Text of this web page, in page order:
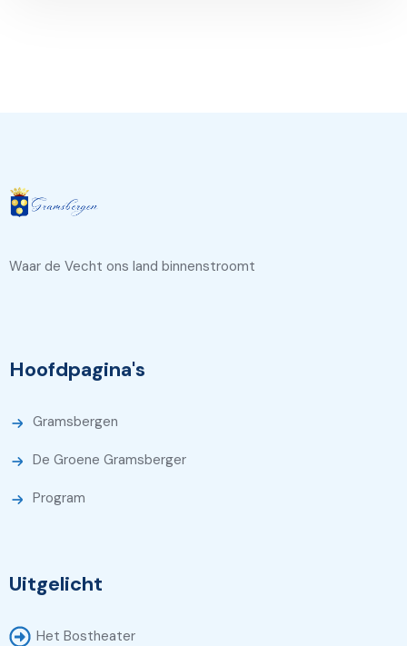
Waar de Vecht ons land binnenstroomt
Hoofdpagina's
Gramsbergen
De Groene Gramsberger
Program
Uitgelicht
Het Bostheater